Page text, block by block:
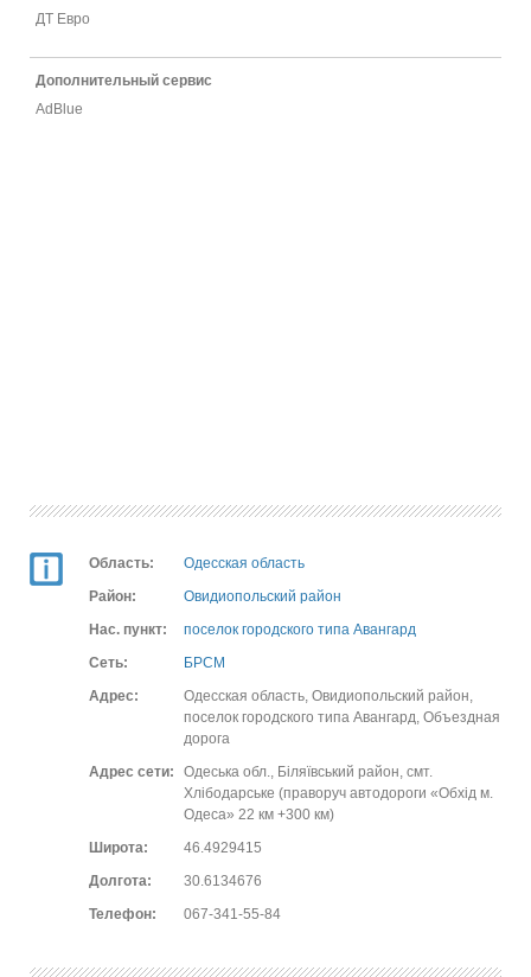
ДТ Евро
Дополнительный сервис
AdBlue
Область:
Одесская область
Район:
Овидиопольский район
Нас. пункт:
поселок городского типа Авангард
Сеть:
БРСМ
Адрес:
Одесская область, Овидиопольский район,
поселок городского типа Авангард, Объездная
дорога
Адрес сети:
Одеська обл., Біляївський район, смт.
Хлібодарське (праворуч автодороги «Обхід м.
Одеса» 22 км +300 км)
Широта:
46.4929415
Долгота:
30.6134676
Телефон:
067-341-55-84